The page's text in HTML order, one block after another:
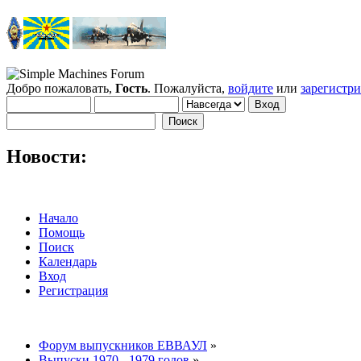
Добро пожаловать, Гость. Пожалуйста, войдите или
Новости:
Начало
Помощь
Поиск
Календарь
Вход
Регистрация
Форум выпускников ЕВВАУЛ »